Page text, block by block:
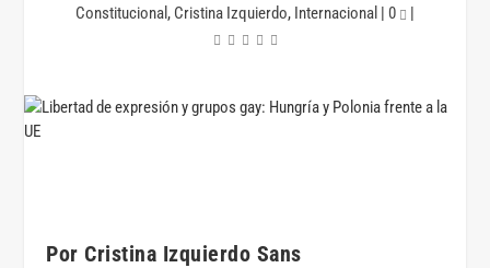
Constitucional , Cristina Izquierdo, Internacional | 0 |
Por Cristina Izquierdo Sans